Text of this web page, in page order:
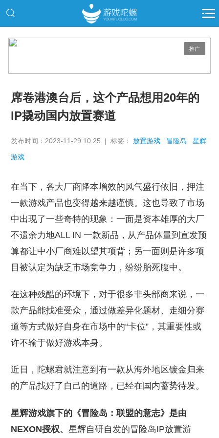
推广
席卷港澳台后，这个产品想用20年的
IP撬动国内放置赛道
发布时间：2023-11-29 10:25 | 标签：放置游戏 冒险岛 星辉
游戏
在当下，各大厂商降本增效的风气盛行依旧，押注
一款游戏产品也变得越来越谨慎。这也导致了市场
中出现了一些奇特的现象：一面是资本雄厚的大厂
不遗余力地ALL IN 一款新品，从产品体量到宣发预
算都让中小厂商难以望其项背；另一面则是许多项
目被认定为缺乏市场竞争力，纷纷胎死腹中。
在这种残酷的环境下，对于很多非头部商来说，一
款产品能找准受众，通过做差异化题材、走细分赛
道等方式做好自身在市场中的“卡位”，其重要性或
许不输于做好游戏本身。
近日，陀螺君就注意到有一款从海外地区镀金归来
的产品找好了自己的道路，已经在国内蓄势待发。
星辉游戏旗下的《冒险岛：联盟的意志》是由
NEXON授权、星辉自研自发的冒险岛IP放置游